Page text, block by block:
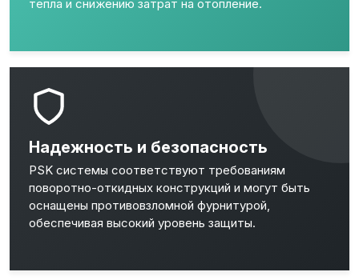
тепла и снижению затрат на отопление.
Надежность и безопасность
PSK системы соответствуют требованиям
поворотно-откидных конструкций и могут быть
оснащены противовзломной фурнитурой,
обеспечивая высокий уровень защиты.